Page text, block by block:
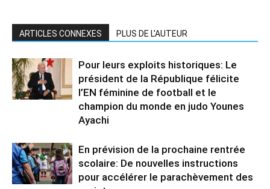
ARTICLES CONNEXES PLUS DE L'AUTEUR
Pour leurs exploits historiques: Le
président de la République félicite
l’EN féminine de football et le
champion du monde en judo Younes
Ayachi
En prévision de la prochaine rentrée
scolaire: De nouvelles instructions
pour accélérer le parachèvement des